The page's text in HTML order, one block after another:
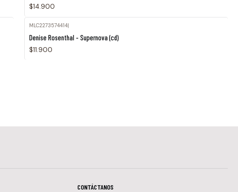
$14.900
MLC2273574414
Denise Rosenthal - Supernova (cd)
$11.900
CONTÁCTANOS